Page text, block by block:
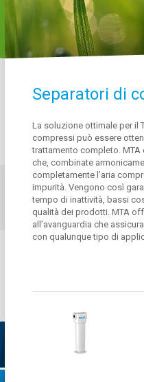
Separatori di
La soluzione ottimale per il
compressi può essere
trattamento completo. MTA
che, combinate
completamente l’aria
impurità. Vengono così
tempo di inattività, bassi
qualità dei prodotti. MTA
all’avanguardia che
con qualunque tipo di